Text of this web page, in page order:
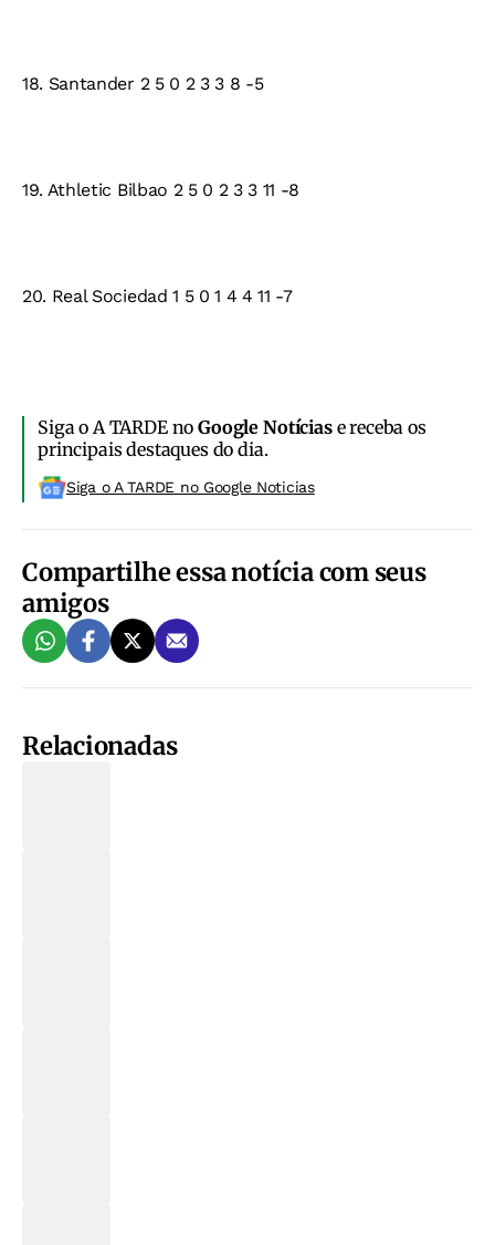
18. Santander 2 5 0 2 3 3 8 -5
19. Athletic Bilbao 2 5 0 2 3 3 11 -8
20. Real Sociedad 1 5 0 1 4 4 11 -7
Siga o A TARDE noGoogle Notíciase receba os
principais destaques do dia.
Siga o A TARDE no Google Noticias
Compartilhe essa notícia com seus
amigos
Relacionadas